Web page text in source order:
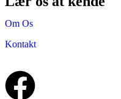
Om Os
Kontakt